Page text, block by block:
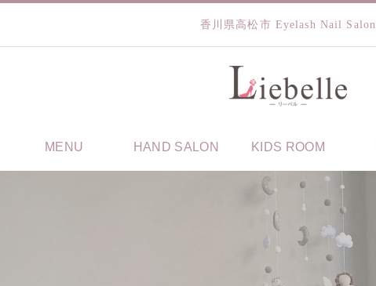
香川県高松市 Eyelash Nail Salon
MENU HAND SALON KIDS ROOM